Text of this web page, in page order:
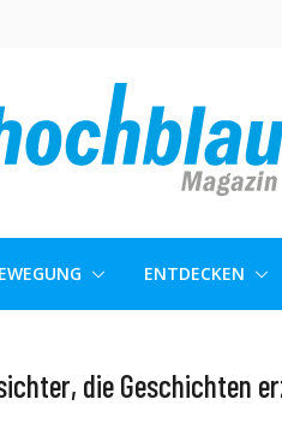
ENTDECKEN
die Geschichten